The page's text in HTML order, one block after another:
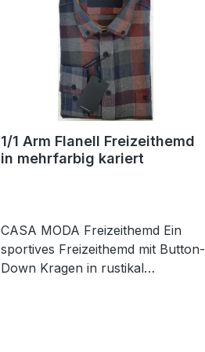
1/1 Arm Flanell Freizeithemd
in mehrfarbig kariert
CASA MODA Freizeithemd Ein
sportives Freizeithemd mit Button-
Down Kragen in rustikal